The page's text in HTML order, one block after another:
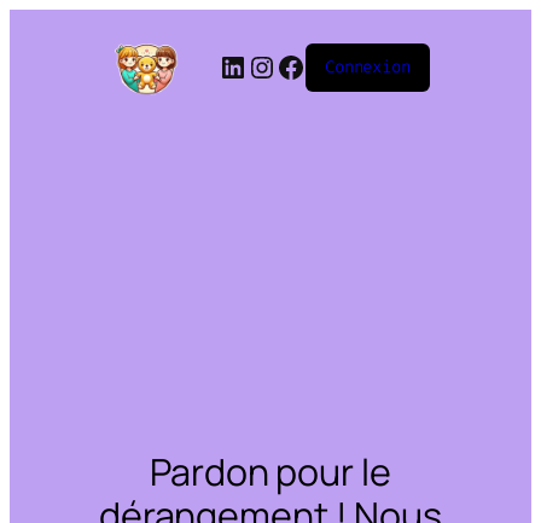
Connexion
Pardon pour le